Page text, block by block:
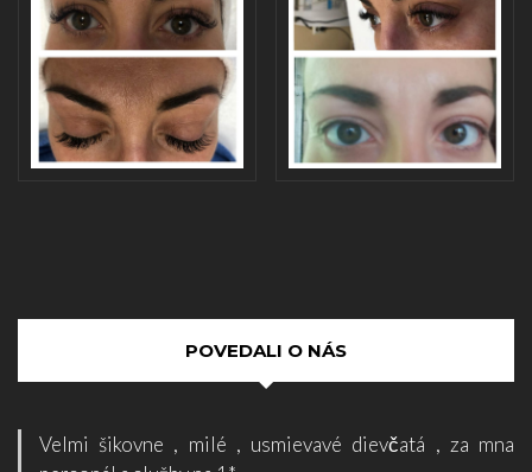
POVEDALI O NÁS
Velmi šikovne , milé , usmievavé dievčatá , za mna